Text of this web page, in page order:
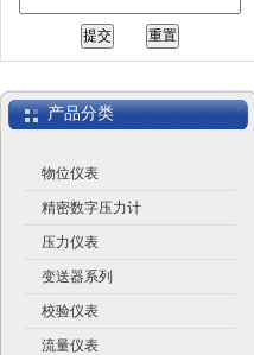
产品分类
物位仪表
精密数字压力计
压力仪表
变送器系列
校验仪表
流量仪表